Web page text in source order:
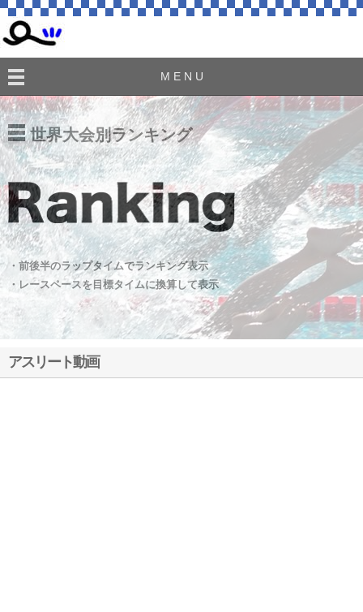
M E N U
世界大会別ランキング
・前後半のラップタイムでランキング表示
・レースペースを目標タイムに換算して表示
アスリート動画